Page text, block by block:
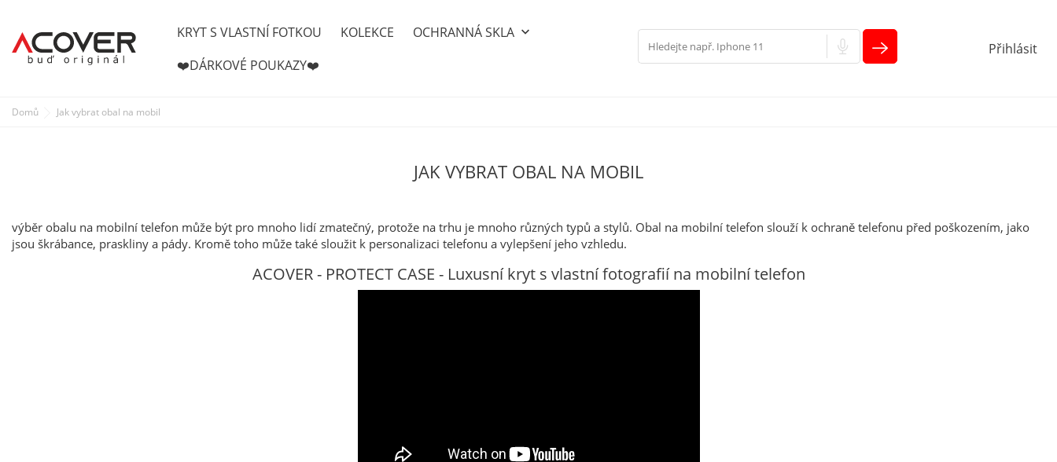
KRYT S VLASTNÍ FOTKOU KOLEKCE OCHRANNÁ SKLA keyboard_arrow_down
❤️DÁRKOVÉ POUKAZY❤️
Přihlásit
Domů Jak vybrat obal na mobil
JAK VYBRAT OBAL NA MOBIL
výběr obalu na mobilní telefon může být pro mnoho lidí zmatečný, protože na trhu je mnoho různých typů a stylů. Obal na mobilní telefon slouží k ochraně telefonu před poškozením, jako
jsou škrábance, praskliny a pády. Kromě toho může také sloužit k personalizaci telefonu a vylepšení jeho vzhledu.
ACOVER - PROTECT CASE - Luxusní kryt s vlastní fotografií na mobilní telefon